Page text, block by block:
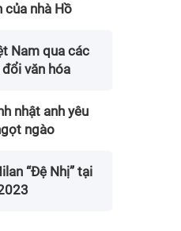
nhà Hồ
Nam qua các
văn hóa
nhật anh yêu
ngào
“Đệ Nhị” tại